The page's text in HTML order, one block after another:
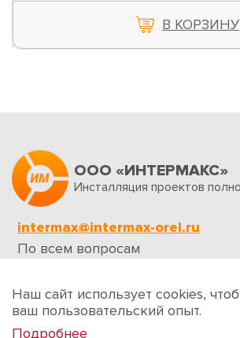
В КОРЗИНУ
ООО «ИНТЕРМАКС»
Инсталляция проектов
intermax@intermax-orel.ru
По всем вопросам
Обратная связь
Наш сайт использует cookies,
ваш пользовательский опыт.
Подробнее